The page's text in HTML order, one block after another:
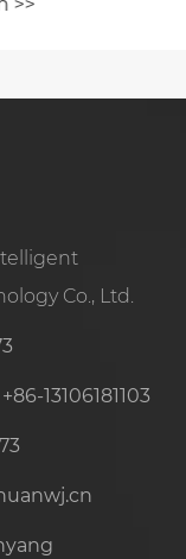
Co., Ltd.
+86-13106181103